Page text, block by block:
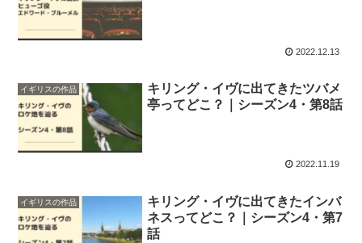
2022.12.13
イギリスの作品
キリング・イヴに出てきたツバメ
亭ってどこ？｜シーズン4・第8話
2022.11.19
イギリスの作品
キリング・イヴに出てきたインバ
ネスってどこ？｜シーズン4・第7
話